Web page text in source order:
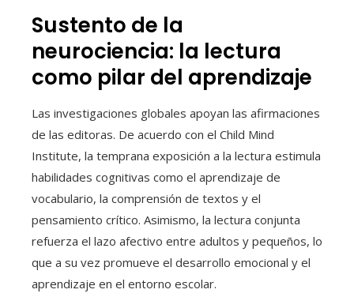
Sustento de la
neurociencia: la lectura
como pilar del aprendizaje
Las investigaciones globales apoyan las afirmaciones
de las editoras. De acuerdo con el Child Mind
Institute, la temprana exposición a la lectura estimula
habilidades cognitivas como el aprendizaje de
vocabulario, la comprensión de textos y el
pensamiento crítico. Asimismo, la lectura conjunta
refuerza el lazo afectivo entre adultos y pequeños, lo
que a su vez promueve el desarrollo emocional y el
aprendizaje en el entorno escolar.